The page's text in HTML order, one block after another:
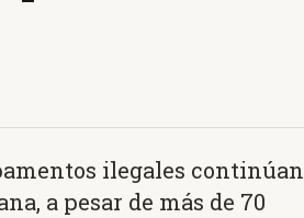
ilegales continúan
a pesar de más de 70